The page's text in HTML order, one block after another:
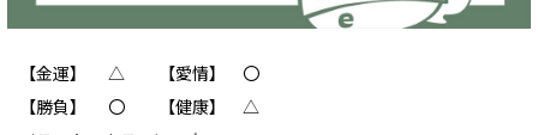
【金運】 △ 【愛情】 〇
【勝負】 〇 【健康】 △